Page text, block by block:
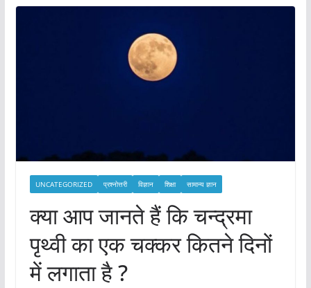
UNCATEGORIZED प्रश्नोत्तरी विज्ञान शिक्षा सामान्य ज्ञान
क्या आप जानते हैं कि चन्द्रमा
पृथ्वी का एक चक्कर कितने दिनों
में लगाता है ?